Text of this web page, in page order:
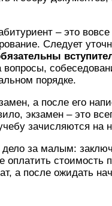
– это вовсе
Следует
порядке.
а после его
экзамен – это
зачисляются на
за малым:
оплатить стоимость
а после ожидать